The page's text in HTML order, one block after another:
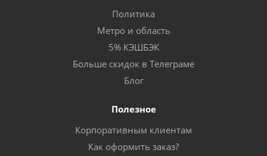
Политика
Метро и область
5% КЭШБЭК
Больше скидок в Телеграме
Блог
Полезное
Корпоративным клиентам
Как оформить заказ?